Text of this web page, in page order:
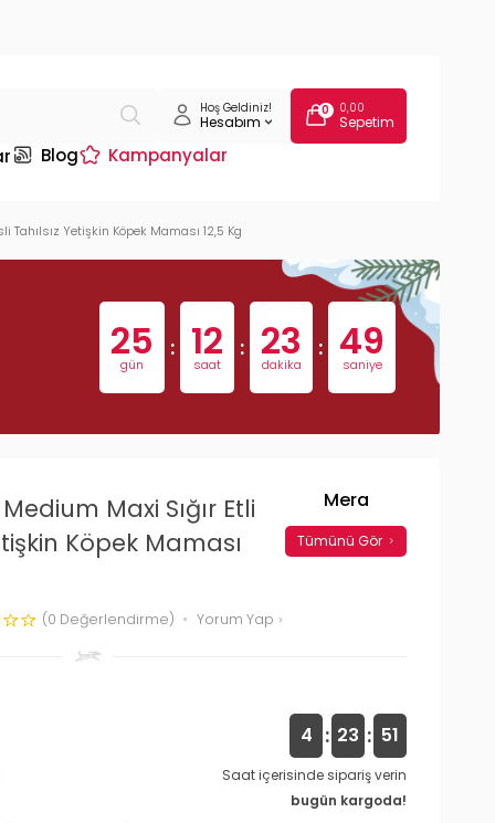
Hoş Geldiniz!
Hesabım
0 0,00
Sepetim
Blog Kampanyalar
Yetişkin Köpek Maması 12,5 Kg
25
gün
: 12
saat
: 23
dakika
: 48
saniye
Maxi Sığır Etli
Köpek Maması
(0 Değerlendirme) Yorum Yap
Mera
Tümünü Gör
4 : 23 : 50
Saat içerisinde sipariş verin
bugün kargoda!